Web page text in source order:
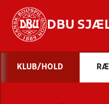
DBU
KLUB/HOLD